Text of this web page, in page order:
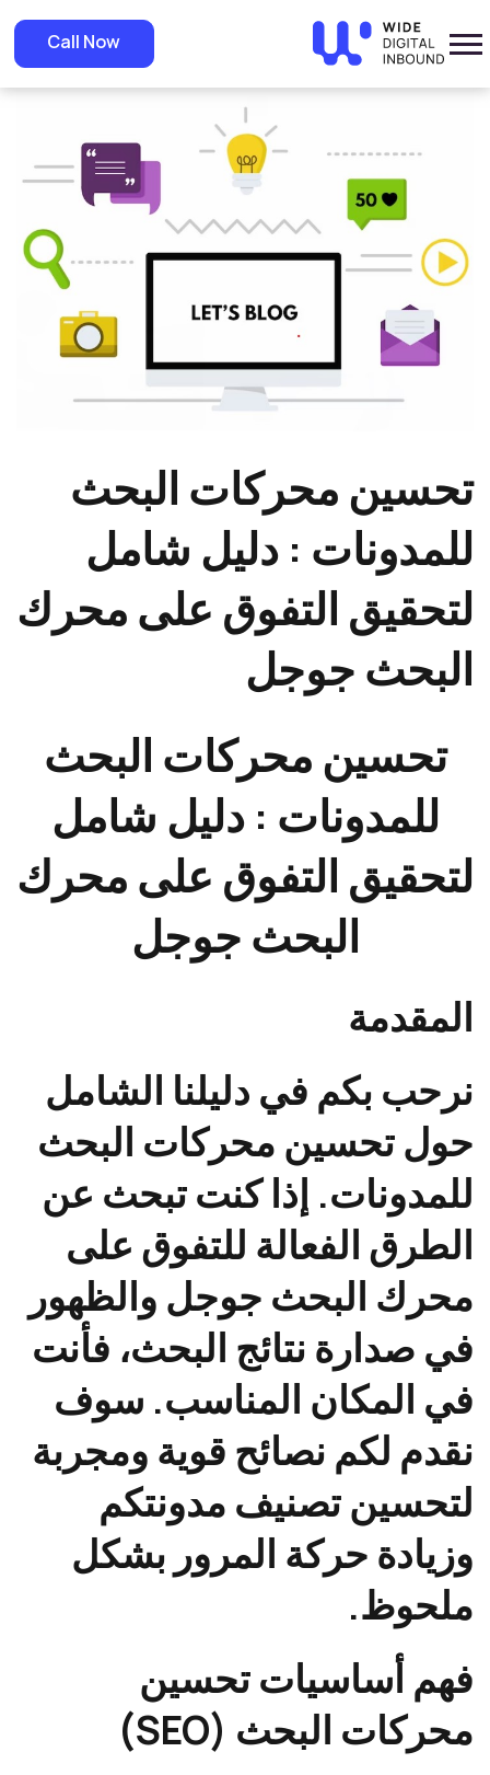
Call Now Home Blog
»
تحسين محركات البحث للمدونات : دليل شامل لتحقيق التفوق
على محرك البحث جوجل
تحسين محركات البحث
للمدونات : دليل شامل
لتحقيق التفوق على محرك
البحث جوجل
تحسين محركات البحث
للمدونات : دليل شامل
لتحقيق التفوق على محرك
البحث جوجل
المقدمة
نرحب بكم في دليلنا الشامل
حول تحسين محركات البحث
للمدونات. إذا كنت تبحث عن
الطرق الفعالة للتفوق على
محرك البحث جوجل والظهور
في صدارة نتائج البحث، فأنت
في المكان المناسب. سوف
نقدم لكم نصائح قوية ومجربة
لتحسين تصنيف مدونتكم
وزيادة حركة المرور بشكل
ملحوظ.
فهم أساسيات تحسين
محركات البحث (SEO)